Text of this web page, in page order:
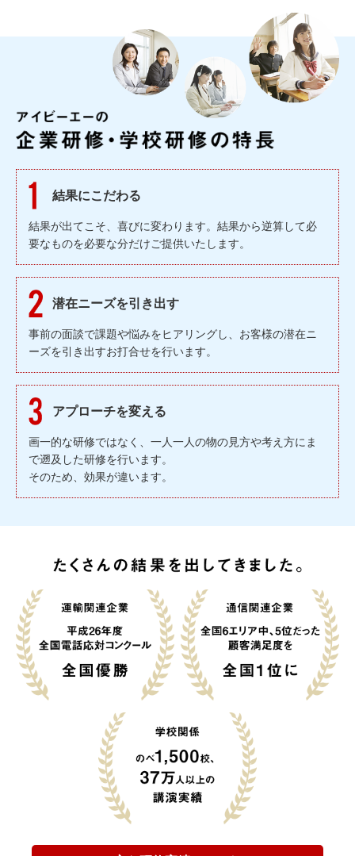
結果にこだわる
結果が出てこそ、喜びに変わります。結果から逆算して必
要なものを必要な分だけご提供いたします。
潜在ニーズを引き出す
事前の面談で課題や悩みをヒアリングし、お客様の潜在ニ
ーズを引き出すお打合せを行います。
アプローチを変える
画一的な研修ではなく、一人一人の物の見方や考え方にま
で遡及した研修を行います。
そのため、効果が違います。